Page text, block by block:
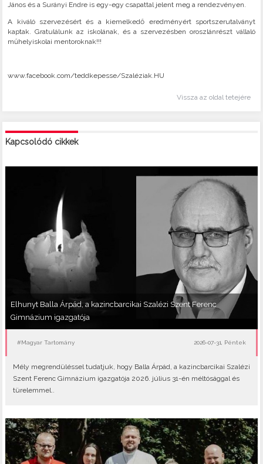
János és a Surányi Endre is egy-egy csapattal jelent meg a rendezvényen.
A kiváló szervezésért és a kiemelkedő eredményért sportszerutalványt
kaptak. Gratulálunk az iskolának, és a szervezésben oroszlánrészt vállaló
műhelyiskolai mentoroknak!!!
www.facebook.com/teddkepesse/Szaléziak.HU
Vissza az oldal tetejére
Kapcsolódó cikkek
Elhunyt Balla Árpád, a kazincbarcikai Szalézi Szent Ferenc
Gimnázium igazgatója
#Magyar Tartomány 2026-07-31, Péntek
Mély megrendüléssel tudatjuk, hogy Balla Árpád, a kazincbarcikai Szalézi
Szent Ferenc Gimnázium igazgatója 2026. július 31-én méltósággal és
türelemmel..